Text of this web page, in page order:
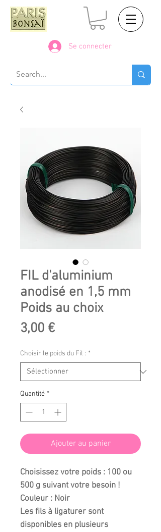
Se connecter
FIL d'aluminium
anodisé en 1,5 mm
Poids au choix
3,00 €Prix
Choisir le poids du Fil : *
Quantité *
Ajouter au panier
Choisissez votre poids : 100 ou
500 g suivant votre besoin !
Couleur : Noir
Les fils à ligaturer sont
disponibles en plusieurs